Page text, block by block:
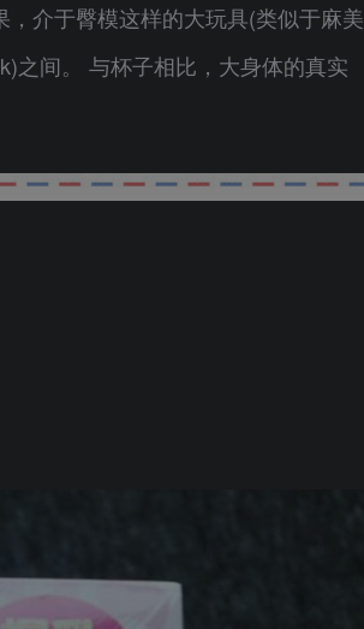
介于臀模这样的大玩具(类似于麻美
之间。 与杯子相比，大身体的真实